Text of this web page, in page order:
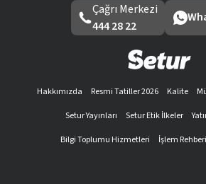
Çağrı Merkezi
444 28 22
Hakkımızda Resmi Tatiller 2026 Kalite
Setur Yayınları
Setur Etik İlkeler
Bilgi Toplumu Hizmetleri
İşlem Rehberi